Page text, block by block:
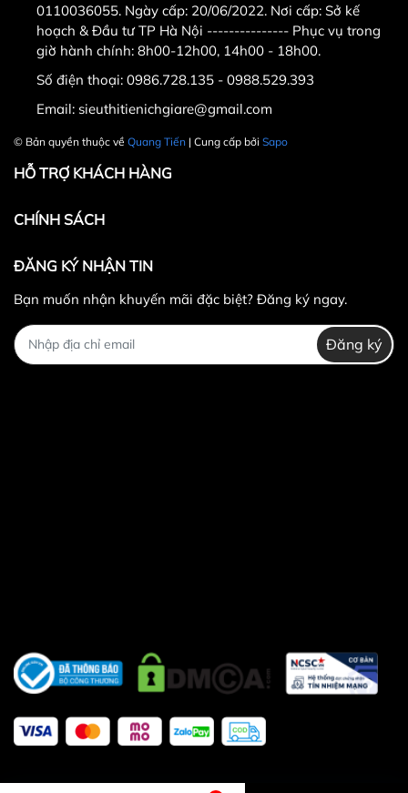
0110036055. Ngày cấp: 20/06/2022. Nơi cấp: Sở kế
hoạch & Đầu tư TP Hà Nội --------------- Phục vụ trong
giờ hành chính: 8h00-12h00, 14h00 - 18h00.
Số điện thoại: 0986.728.135 - 0988.529.393
Email: sieuthitienichgiare@gmail.com
© Bản quyền thuộc về Quang Tiến | Cung cấp bởi Sapo
HỖ TRỢ KHÁCH HÀNG
CHÍNH SÁCH
ĐĂNG KÝ NHẬN TIN
Bạn muốn nhận khuyến mãi đặc biệt? Đăng ký ngay.
Đăng ký